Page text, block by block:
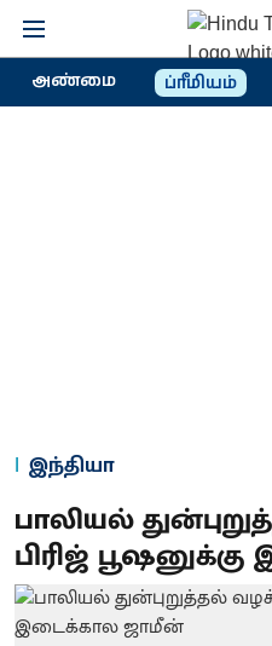
அண்மை ப்ரீமியம்
இந்தியா
பாலியல்
பிரிஜ்